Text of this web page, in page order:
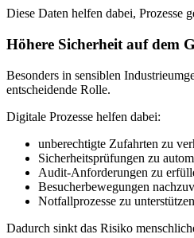
Diese Daten helfen dabei, Prozesse
Höhere Sicherheit auf dem
Besonders in sensiblen
entscheidende Rolle.
Digitale Prozesse helfen dabei:
unberechtigte Zufahrten zu
Sicherheitsprüfungen zu
Audit-Anforderungen zu
Besucherbewegungen
Notfallprozesse zu
Dadurch sinkt das Risiko